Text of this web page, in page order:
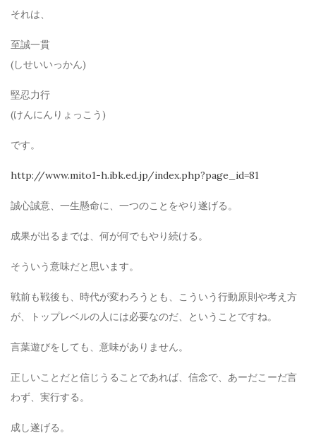
それは、
至誠一貫
(しせいいっかん)
堅忍力行
(けんにんりょっこう)
です。
http://www.mito1-h.ibk.ed.jp/index.php?page_id=81
誠心誠意、一生懸命に、一つのことをやり遂げる。
成果が出るまでは、何が何でもやり続ける。
そういう意味だと思います。
戦前も戦後も、時代が変わろうとも、こういう行動原則や考え方
が、トップレベルの人には必要なのだ、ということですね。
言葉遊びをしても、意味がありません。
正しいことだと信じうることであれば、信念で、あーだこーだ言
わず、実行する。
成し遂げる。